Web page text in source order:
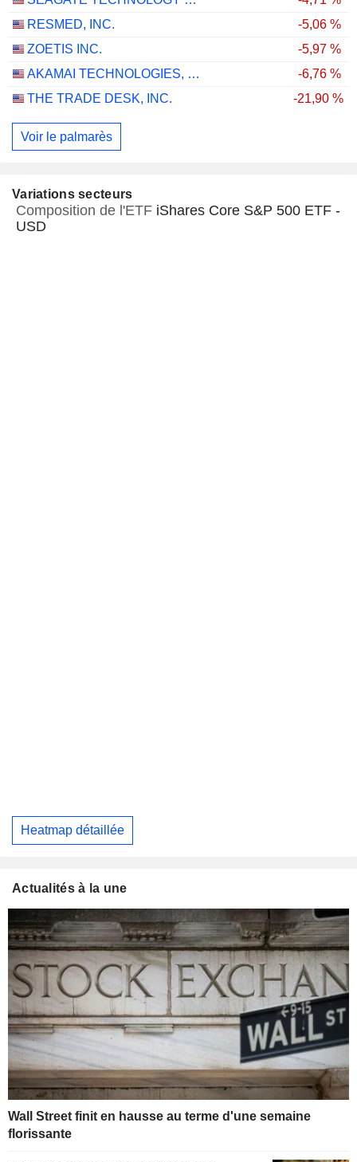
RESMED, INC.
-5,06 %
ZOETIS INC.
-5,97 %
AKAMAI TECHNOLOGIES, INC.
-6,76 %
THE TRADE DESK, INC.
-21,90 %
Voir le palmarès
Variations secteurs
Composition de l'ETF iShares Core S&P 500 ETF -
USD
Heatmap détaillée
Actualités à la une
Wall Street finit en hausse au terme d'une semaine
florissante